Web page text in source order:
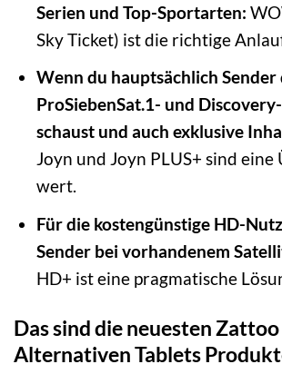
Serien und Top-Sportarten:
Sky Ticket) ist die richtige
Wenn du hauptsächlich Sender
ProSiebenSat.1- und
schaust und auch exklusive
Joyn und Joyn PLUS+ sind
wert.
Für die kostengünstige HD-
Sender bei vorhandenem
HD+ ist eine pragmatische
Das sind die neuesten Zattoo
Alternativen Tablets